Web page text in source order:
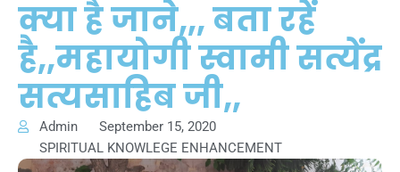
क्या है जाने,,, बता रहें
है,,महायोगी स्वामी सत्येंद्र
सत्यसाहिब जी,,
Admin
September 15, 2020
SPIRITUAL KNOWLEGE ENHANCEMENT